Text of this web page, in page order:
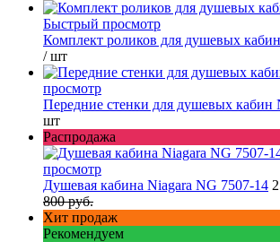
Быстрый просмотр
Комплект роликов для душевых
/ шт
просмотр
Передние стенки для душевых кабин
шт
Распродажа
просмотр
Душевая кабина Niagara NG 7507-14
800 руб.
Хит продаж
Рекомендуем